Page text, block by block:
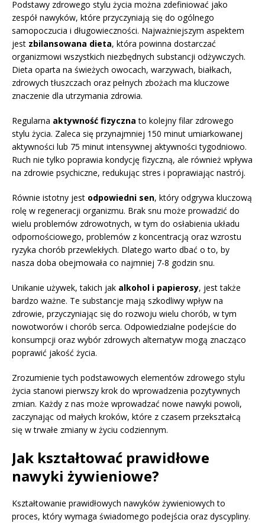
Podstawy zdrowego stylu życia można zdefiniować jako
zespół nawyków, które przyczyniają się do ogólnego
samopoczucia i długowieczności. Najważniejszym aspektem
jest zbilansowana dieta, która powinna dostarczać
organizmowi wszystkich niezbędnych substancji odżywczych.
Dieta oparta na świeżych owocach, warzywach, białkach,
zdrowych tłuszczach oraz pełnych zbożach ma kluczowe
znaczenie dla utrzymania zdrowia.
Regularna aktywność fizyczna to kolejny filar zdrowego
stylu życia. Zaleca się przynajmniej 150 minut umiarkowanej
aktywności lub 75 minut intensywnej aktywności tygodniowo.
Ruch nie tylko poprawia kondycję fizyczną, ale również wpływa
na zdrowie psychiczne, redukując stres i poprawiając nastrój.
Równie istotny jest odpowiedni sen, który odgrywa kluczową
rolę w regeneracji organizmu. Brak snu może prowadzić do
wielu problemów zdrowotnych, w tym do osłabienia układu
odpornościowego, problemów z koncentracją oraz wzrostu
ryzyka chorób przewlekłych. Dlatego warto dbać o to, by
nasza doba obejmowała co najmniej 7-8 godzin snu.
Unikanie używek, takich jak alkohol i papierosy, jest także
bardzo ważne. Te substancje mają szkodliwy wpływ na
zdrowie, przyczyniając się do rozwoju wielu chorób, w tym
nowotworów i chorób serca. Odpowiedzialne podejście do
konsumpcji oraz wybór zdrowych alternatyw mogą znacząco
poprawić jakość życia.
Zrozumienie tych podstawowych elementów zdrowego stylu
życia stanowi pierwszy krok do wprowadzenia pozytywnych
zmian. Każdy z nas może wprowadzać nowe nawyki powoli,
zaczynając od małych kroków, które z czasem przekształcą
się w trwałe zmiany w życiu codziennym.
Jak kształtować prawidłowe
nawyki żywieniowe?
Kształtowanie prawidłowych nawyków żywieniowych to
proces, który wymaga świadomego podejścia oraz dyscypliny.